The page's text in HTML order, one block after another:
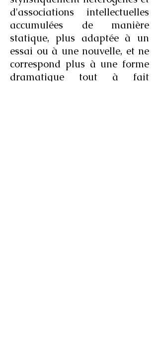
d'associations intellectuelles
accumulées de manière
statique, plus adaptée à un
essai ou à une nouvelle, et ne
correspond plus à une forme
dramatique tout à fait